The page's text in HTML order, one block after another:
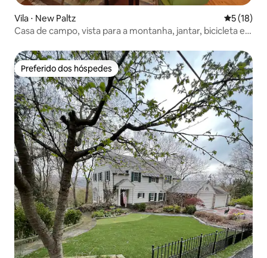
Vila ⋅ New Paltz 5 de uma
5 (18)
Casa de campo, vista para a montanha, jantar, bicicleta e
Preferido dos hóspedes
Preferido dos hóspedes